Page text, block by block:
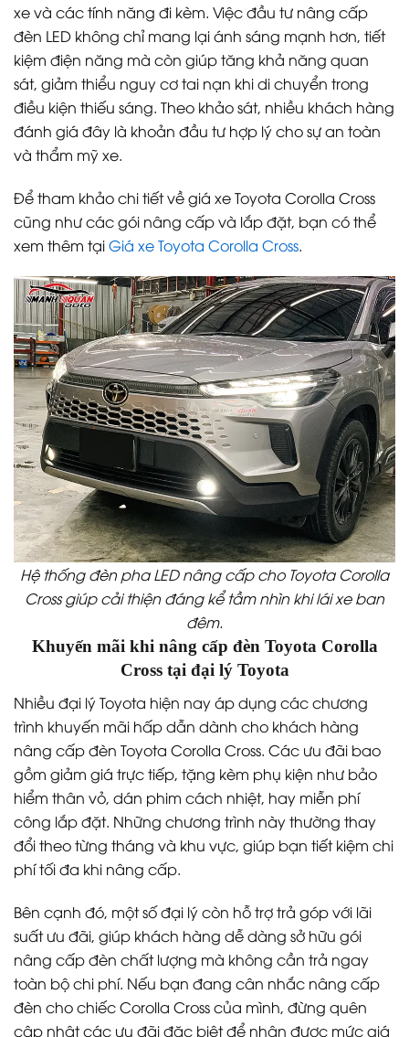
xe và các tính năng đi kèm. Việc đầu tư nâng cấp
đèn LED không chỉ mang lại ánh sáng mạnh hơn, tiết
kiệm điện năng mà còn giúp tăng khả năng quan
sát, giảm thiểu nguy cơ tai nạn khi di chuyển trong
điều kiện thiếu sáng. Theo khảo sát, nhiều khách hàng
đánh giá đây là khoản đầu tư hợp lý cho sự an toàn
và thẩm mỹ xe.
Để tham khảo chi tiết về giá xe Toyota Corolla Cross
cũng như các gói nâng cấp và lắp đặt, bạn có thể
xem thêm tạiGiá xe Toyota Corolla Cross.
Hệ thống đèn pha LED nâng cấp cho Toyota Corolla
Cross giúp cải thiện đáng kể tầm nhìn khi lái xe ban
đêm.
Khuyến mãi khi nâng cấp đèn Toyota Corolla
Cross tại đại lý Toyota
Nhiều đại lý Toyota hiện nay áp dụng các chương
trình khuyến mãi hấp dẫn dành cho khách hàng
nâng cấp đèn Toyota Corolla Cross. Các ưu đãi bao
gồm giảm giá trực tiếp, tặng kèm phụ kiện như bảo
hiểm thân vỏ, dán phim cách nhiệt, hay miễn phí
công lắp đặt. Những chương trình này thường thay
đổi theo từng tháng và khu vực, giúp bạn tiết kiệm chi
phí tối đa khi nâng cấp.
Bên cạnh đó, một số đại lý còn hỗ trợ trả góp với lãi
suất ưu đãi, giúp khách hàng dễ dàng sở hữu gói
nâng cấp đèn chất lượng mà không cần trả ngay
toàn bộ chi phí. Nếu bạn đang cân nhắc nâng cấp
đèn cho chiếc Corolla Cross của mình, đừng quên
cập nhật các ưu đãi đặc biệt để nhận được mức giá